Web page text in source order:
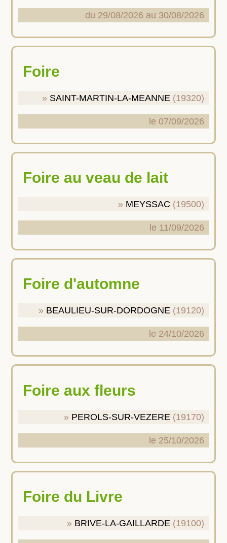
du 29/08/2026 au 30/08/2026
Foire
SAINT-MARTIN-LA-MEANNE (19320)
le 07/09/2026
Foire au veau de lait
MEYSSAC (19500)
le 11/09/2026
Foire d'automne
BEAULIEU-SUR-DORDOGNE (19120)
le 24/10/2026
Foire aux fleurs
PEROLS-SUR-VEZERE (19170)
le 25/10/2026
Foire du Livre
BRIVE-LA-GAILLARDE (19100)